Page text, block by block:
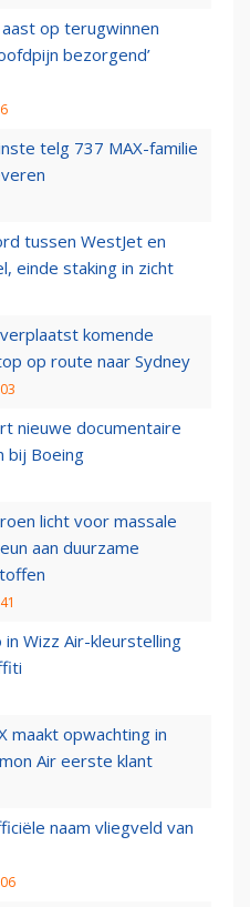
op terugwinnen
bezorgend’
telg 737 MAX-familie
tussen WestJet en
einde staking in zicht
komende
op route naar Sydney
nieuwe documentaire
bij Boeing
licht voor massale
aan duurzame
in Wizz Air-kleurstelling
maakt opwachting in
Air eerste klant
naam vliegveld van